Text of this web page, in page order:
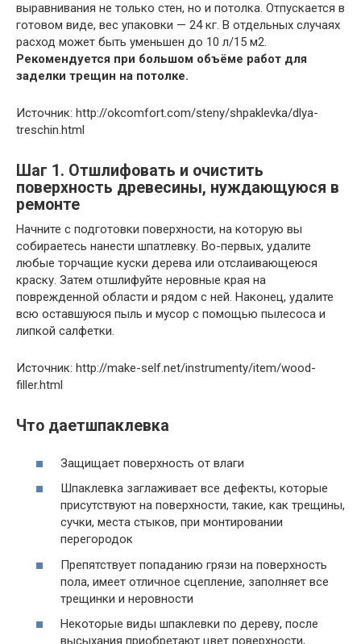
выравнивания не только стен, но и потолка. Отпускается в
готовом виде, вес упаковки — 24 кг. В отдельных случаях
расход может быть уменьшен до 10 л/15 м2.
Рекомендуется при большом объёме работ для
заделки трещин на потолке.
Источник: http://okcomfort.com/steny/shpaklevka/dlya-
treschin.html
Шаг 1. Отшлифовать и очистить
поверхность древесины, нуждающуюся в
ремонте
Начните с подготовки поверхности, на которую вы
собираетесь нанести шпатлевку. Во-первых, удалите
любые торчащие куски дерева или отслаивающеюся
краску. Затем отшлифуйте неровные края на
поврежденной области и рядом с ней. Наконец, удалите
всю оставшуюся пыль и мусор с помощью пылесоса и
липкой салфетки.
Источник: http://make-self.net/instrumenty/item/wood-
filler.html
Что даетшпаклевка
Защищает поверхность от влаги
Шпаклевка заглаживает все дефекты, которые
присутствуют на поверхности, такие, как трещины,
сучки, места стыков, при монтировании
перегородок
Препятствует попаданию грязи на поверхность
пола, имеет отличное сцепление, заполняет все
трещинки и неровности
Некоторые виды шпаклевки по дереву, после